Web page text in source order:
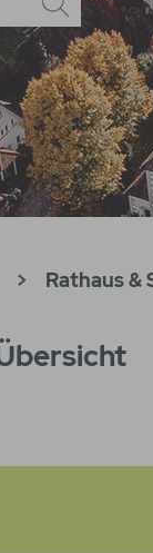
> Rathaus &